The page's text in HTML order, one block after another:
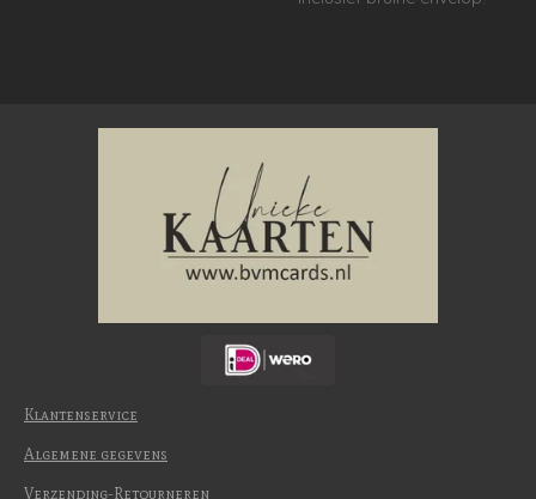
Klantenservice
Algemene gegevens
Verzending-Retourneren